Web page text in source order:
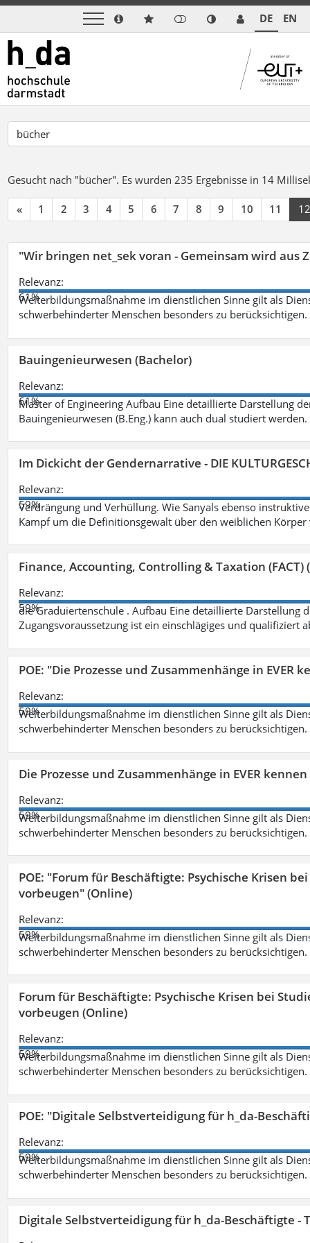
DE EN
Gesucht nach "bücher". Es wurden 235 Ergebnisse in 14
« 1 2 3 4 5 6 7 8 9 10 11 12
"Wir bringen net_sek voran - Gemeinsam wird aus
Relevanz:
61%
Weiterbildungsmaßnahme im dienstlichen Sinne gilt als
schwerbehinderter Menschen besonders zu berücksichtigen.
Bauingenieurwesen (Bachelor)
Relevanz:
61%
Master of Engineering Aufbau Eine detaillierte Darstellung
Bauingenieurwesen (B.Eng.) kann auch dual studiert
Im Dickicht der Gendernarrative - DIE
Relevanz:
59%
Verdrängung und Verhüllung. Wie Sanyals ebenso
Kampf um die Definitionsgewalt über den weiblichen
Finance, Accounting, Controlling & Taxation (FACT)
Relevanz:
59%
die Graduiertenschule . Aufbau Eine detaillierte Darstellung
Zugangsvoraussetzung ist ein einschlägiges und qualifiziert
POE: "Die Prozesse und Zusammenhänge in EVER
Relevanz:
59%
Weiterbildungsmaßnahme im dienstlichen Sinne gilt als
schwerbehinderter Menschen besonders zu berücksichtigen.
Die Prozesse und Zusammenhänge in EVER
Relevanz:
59%
Weiterbildungsmaßnahme im dienstlichen Sinne gilt als
schwerbehinderter Menschen besonders zu berücksichtigen.
POE: "Forum für Beschäftigte: Psychische Krisen
vorbeugen" (Online)
Relevanz:
59%
Weiterbildungsmaßnahme im dienstlichen Sinne gilt als
schwerbehinderter Menschen besonders zu berücksichtigen.
Forum für Beschäftigte: Psychische Krisen bei
vorbeugen (Online)
Relevanz:
59%
Weiterbildungsmaßnahme im dienstlichen Sinne gilt als
schwerbehinderter Menschen besonders zu berücksichtigen.
POE: "Digitale Selbstverteidigung für h_da-
Relevanz:
59%
Weiterbildungsmaßnahme im dienstlichen Sinne gilt als
schwerbehinderter Menschen besonders zu berücksichtigen.
Digitale Selbstverteidigung für h_da-Beschäftigte -